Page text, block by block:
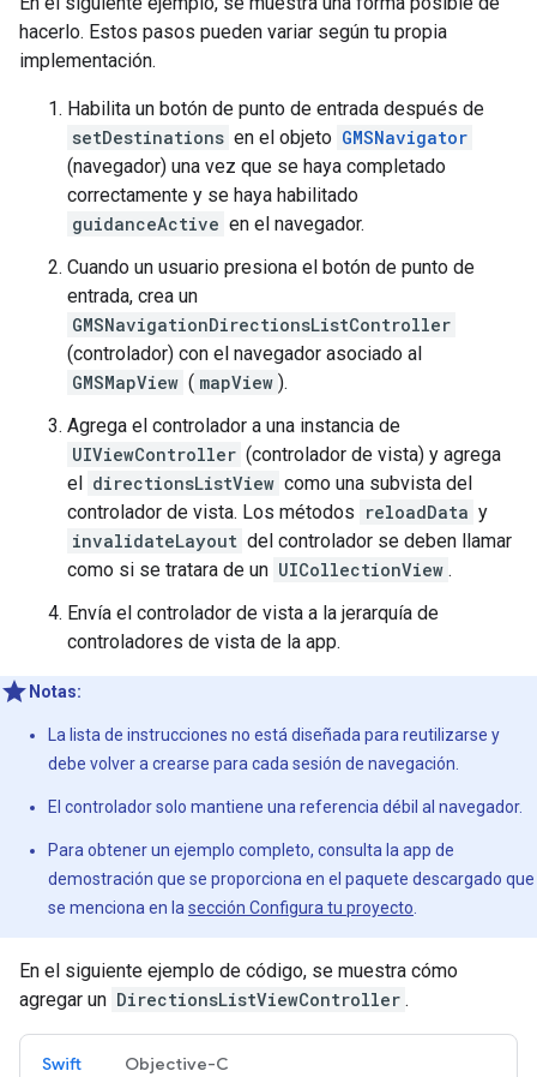
hacerlo. Estos pasos pueden variar según tu propia
implementación.
Habilita un botón de punto de entrada después de
setDestinations en el objeto GMSNavigator
(navegador) una vez que se haya completado
correctamente y se haya habilitado
guidanceActive en el navegador.
Cuando un usuario presiona el botón de punto de
entrada, crea un
GMSNavigationDirectionsListController
(controlador) con el navegador asociado al
GMSMapView ( mapView ).
Agrega el controlador a una instancia de
UIViewController (controlador de vista) y agrega
el
directionsListView como una subvista del
controlador de vista. Los métodos reloadData y
invalidateLayout del controlador se deben llamar
como si se tratara de un UICollectionView .
Envía el controlador de vista a la jerarquía de
controladores de vista de la app.
Notas:
La lista de instrucciones no está diseñada para reutilizarse y
debe volver a crearse para cada sesión de navegación.
El controlador solo mantiene una referencia débil al navegador.
Para obtener un ejemplo completo, consulta la app de
demostración que se proporciona en el paquete descargado que
se menciona en lasección Configura tu proyecto.
En el siguiente ejemplo de código, se muestra cómo
agregar un DirectionsListViewController .
Swift Objective-C